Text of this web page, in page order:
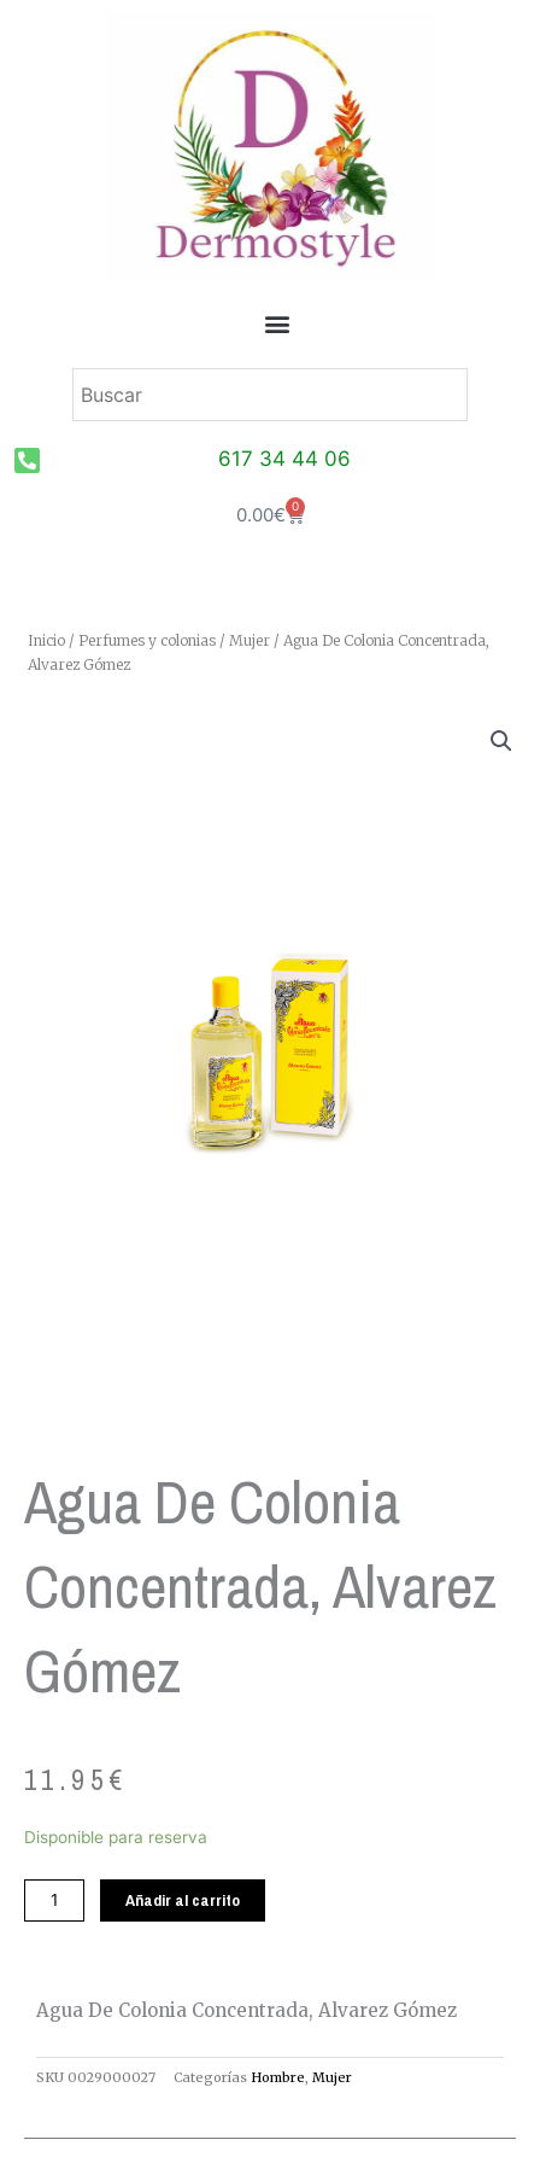
617 34 44 06
0.00€ 0 Carrito
Inicio / Perfumes y colonias / Mujer / Agua De Colonia Concentrada,
Alvarez Gómez
Agua De Colonia
Concentrada, Alvarez
Gómez
11.95€
Disponible para reserva
Agua
Añadir al carrito
Agua De Colonia Concentrada, Alvarez Gómez
SKU 0029000027 Categorías Hombre, Mujer